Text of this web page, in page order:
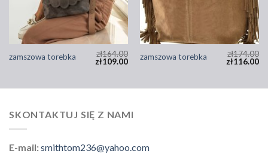
zamszowa torebka zł164.00
zł109.00 zamszowa torebka zł174.00
zł116.00
SKONTAKTUJ SIĘ Z NAMI
E-mail:smithtom236@yahoo.com